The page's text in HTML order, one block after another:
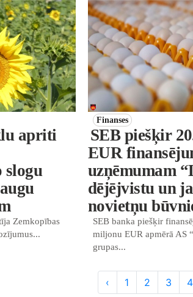
apriti
slogu
Zemkopības
Finanses
SEB piešķir
EUR
uzņēmumam
dējējvistu un
novietņu
SEB banka piešķir
miljonu EUR apmērā AS
grupas...
‹ 1 2 3 4